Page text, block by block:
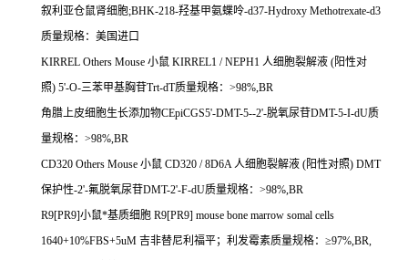
叙利亚仓鼠肾细胞;BHK-218-羟基甲氨蝶呤-d37-Hydroxy Methotrexate-d3
质量规格：美国进口
KIRREL Others Mouse 小鼠 KIRREL1 / NEPH1 人细胞裂解液 (阳性对
照) 5'-O-三苯甲基胸苷Trt-dT质量规格： >98%,BR
角腊上皮细胞生长添加物CEpiCGS5'-DMT-5--2'-脱氧尿苷DMT-5-I-dU质
量规格： >98%,BR
CD320 Others Mouse 小鼠 CD320 / 8D6A人细胞裂解液 (阳性对照) DMT
保护性-2'-氟脱氧尿苷DMT-2'-F-dU质量规格： >98%,BR
R9[PR9]小鼠*基质细胞 R9[PR9] mouse bone marrow somal cells
1640+10%FBS+5uM 吉非替尼利福平；利发霉素质量规格：≥97%,BR,